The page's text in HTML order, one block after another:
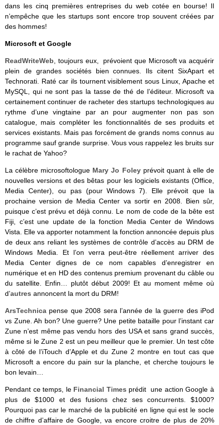
dans les cinq premières entreprises du web cotée en bourse! Il
n’empêche que les startups sont encore trop souvent créées par
des hommes!
Microsoft et Google
ReadWriteWeb , toujours eux, prévoient que Microsoft va acquérir
plein de grandes sociétés bien connues. Ils citent SixApart et
Technorati. Raté car ils tournent visiblement sous Linux, Apache et
MySQL, qui ne sont pas la tasse de thé de l’éditeur. Microsoft va
certainement continuer de racheter des startups technologiques au
rythme d’une vingtaine par an pour augmenter non pas son
catalogue, mais compléter les fonctionnalités de ses produits et
services existants. Mais pas forcément de grands noms connus au
programme sauf grande surprise. Vous vous rappelez les bruits sur
le rachat de Yahoo?
La célèbre microsoftologue Mary Jo Foleyprévoit quant à elle de
nouvelles versions et des bêtas pour les logiciels existants (Office,
Media Center), ou pas (pour Windows 7). Elle prévoit que la
prochaine version de Media Center va sortir en 2008. Bien sûr,
puisque c’est prévu et déjà connu. Le nom de code de la bête est
Fiji, c’est une update de la fonction Media Center de Windows
Vista. Elle va apporter notamment la fonction annoncée depuis plus
de deux ans reliant les systèmes de contrôle d’accès au DRM de
Windows Media. Et l’on verra peut-être réellement arriver des
Media Center dignes de ce nom capables d’enregistrer en
numérique et en HD des contenus premium provenant du câble ou
du satellite. Enfin… plutôt début 2009! Et au moment même où
d’autres annoncent la mort du DRM!
ArsTechnica pense que 2008 sera l’année de la guerre des iPod
vs Zune. Ah bon? Une guerre? Une petite bataille pour l’instant car
Zune n’est même pas vendu hors des USA et sans grand succès,
même si le Zune 2 est un peu meilleur que le premier. Un test côte
à côté de l’iTouch d’Apple et du Zune 2 montre en tout cas que
Microsoft a encore du pain sur la planche, et cherche toujours le
bon levain…
Pendant ce temps, le Financial Times prédit une action Google à
plus de $1000 et des fusions chez ses concurrents. $1000?
Pourquoi pas car le marché de la publicité en ligne qui est le socle
de chiffre d’affaire de Google, va encore croitre de plus de 20%